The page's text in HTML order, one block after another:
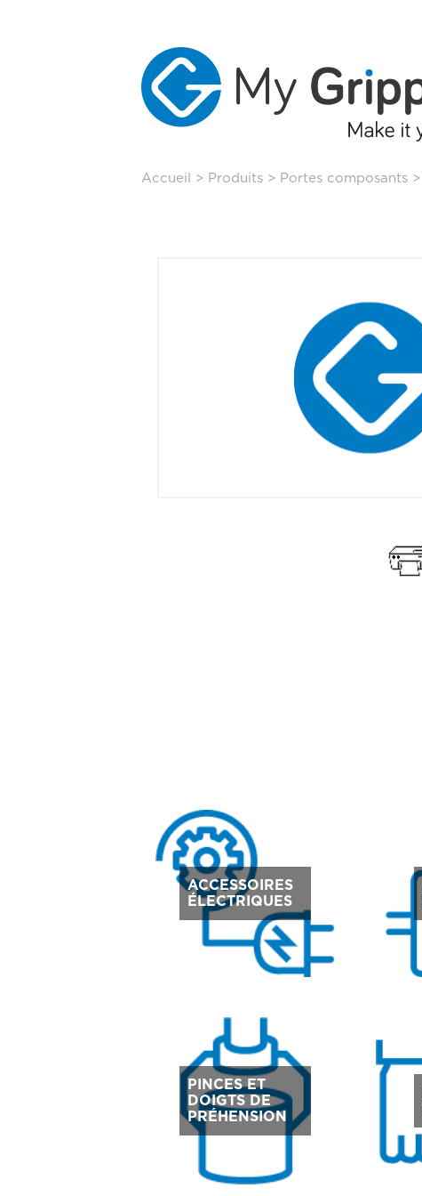
Accueil > Produits > Portes composants >
ACCESSOIRES
ÉLECTRIQUES
PINCES ET
DOIGTS DE
PRÉHENSION